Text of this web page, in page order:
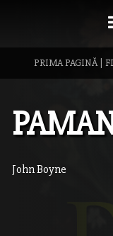
PRIMA PAGINĂ|
John Boyne